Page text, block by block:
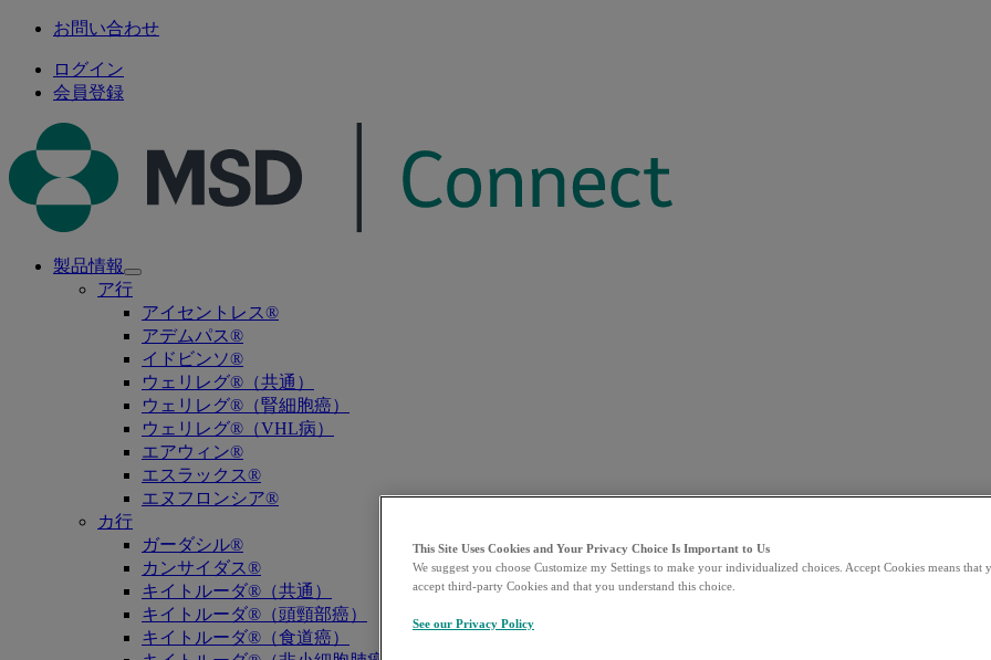
お問い合わせ
ログイン
会員登録
製品情報
Open
submenu
ア行
アイセントレス®
アデムパス®
イドビンソ®
ウェリレグ®（共通）
ウェリレグ®（腎細胞癌）
ウェリレグ®（VHL病）
エアウィン®
エスラックス®
エヌフロンシア®
カ行
ガーダシル®
カンサイダス®
キイトルーダ®（共通）
キイトルーダ®（頭頸部癌）
キイトルーダ®（食道癌）
This Site Uses Cookies and Your Privacy Choice Is Important to Us
We suggest you choose Customize my Settings to make your individualized choices. Accept Cookies means that
accept third-party Cookies and that you understand this choice.
See our Privacy Policy